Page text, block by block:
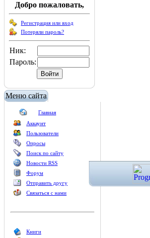
Добро пожаловать,
Регистрация или вход
Потеряли пароль?
Ник:
Пароль:
Меню сайта
Главная
Аккаунт
Пользователи
Опросы
Поиск по сайту
Новости RSS
Форум
Отправить другу
Связаться с нами
Книги